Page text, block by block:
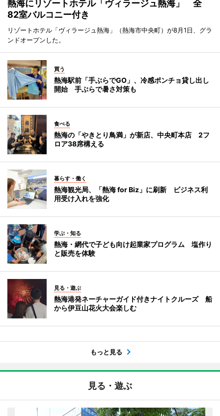
熱海にリゾートホテル「ヴィラージュ熱海」 全
82室バルコニー付き
リゾートホテル「ヴィラージュ熱海」（熱海市中央町）が8月1日、グラ
ンドオープンした。
買う
熱海駅前「手ぶらでGO」、冷感ポンチョ貸し出し
開始 手ぶらで暑さ対策も
食べる
熱海の「やきとり鳥満」が新店、中央町本店 2フ
ロア38席構える
暮らす・働く
熱海観光局、「熱海 for Biz」に刷新 ビジネス利
用受け入れを強化
学ぶ・知る
熱海・網代で子ども向け起業家プログラム 塩作り
と販売を体験
見る・遊ぶ
熱海港発ネーチャーガイド付きナイトクルーズ 船
から伊豆山花火大会楽しむ
もっと見る
見る・遊ぶ